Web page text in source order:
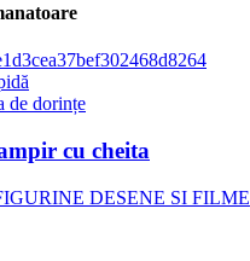
de dorințe
cu cheita
DESENE SI FILME